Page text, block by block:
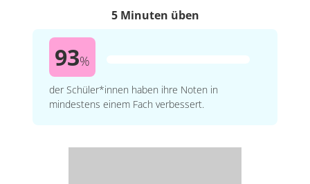
5 Minuten üben
93%
der Schüler*innen haben ihre Noten in
mindestens einem Fach verbessert.